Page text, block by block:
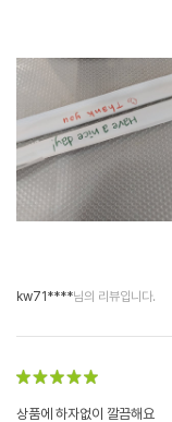
kw71****님의 리뷰입니다.
상품에 하자없이 깔끔해요